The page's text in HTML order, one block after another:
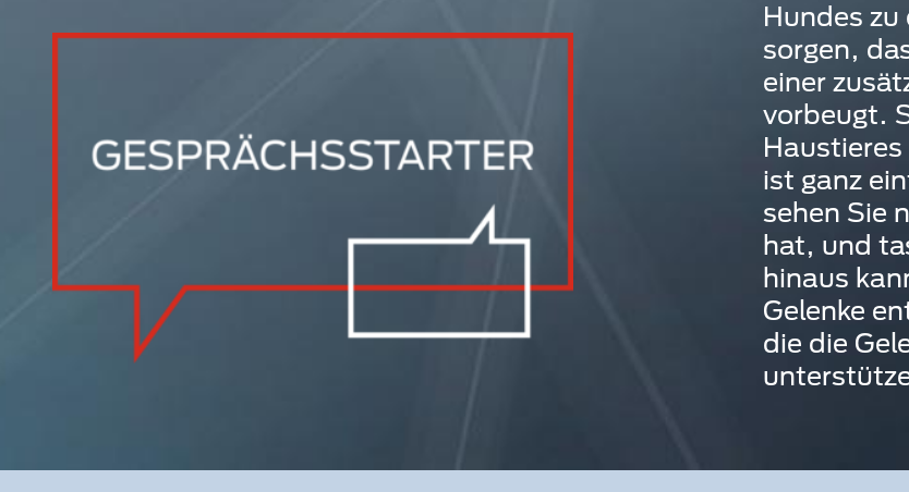
Hundes
sorgen,
einer
vorbeugt.
ist ganz
sehen Sie
hat, und
hinaus
Gelenke
die die